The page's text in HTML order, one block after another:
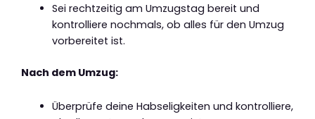
Sei rechtzeitig am Umzugstag bereit und
kontrolliere nochmals, ob alles für den Umzug
vorbereitet ist.
Nach dem Umzug:
Überprüfe deine Habseligkeiten und kontrolliere,